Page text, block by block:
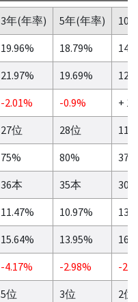
3年(年率) 5年(年率)
10
19.96% 18.79%
21.97% 19.69%
-2.01% -0.9%
+
27位 28位
11
75% 80%
37%
36本 35本
30
11.47% 10.97%
15.64% 13.95%
-4.17% -2.98%
-
5位 3位
2位